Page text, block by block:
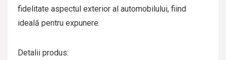
fidelitate aspectul exterior al automobilului, fiind
ideală pentru expunere.
Detalii produs: